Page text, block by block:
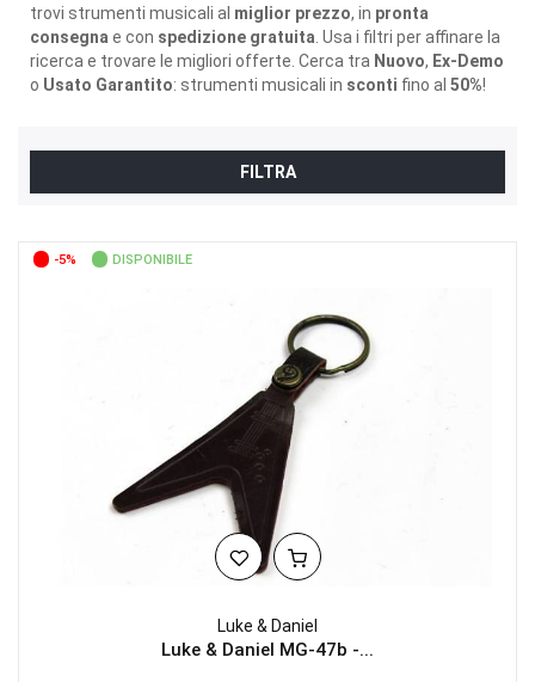
trovi strumenti musicali al miglior prezzo, in pronta
consegna e con spedizione gratuita . Usa i filtri per affinare la
ricerca e trovare le migliori offerte. Cerca tra Nuovo, Ex-Demo
o Usato Garantito: strumenti musicali in sconti fino al 50%!
FILTRA
-5% DISPONIBILE
Luke & Daniel
Luke & Daniel MG-47b -...